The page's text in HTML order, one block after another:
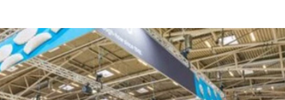
Essiccatoi per
extension di capelli